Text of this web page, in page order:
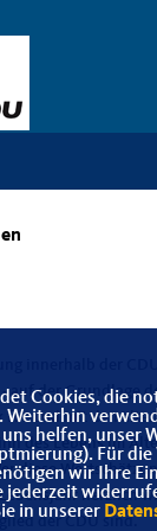
innerhalb der
auf der Grundlage
für und mit den
des Lebens im
diese
herzlich
der CDU sind.
Cookies, die
Weiterhin
helfen, unser
Für
wir Ihre
jederzeit
in unserer